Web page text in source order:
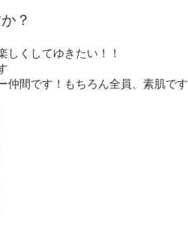
？
くしてゆきたい！！
仲間です！もちろん全員、素肌です